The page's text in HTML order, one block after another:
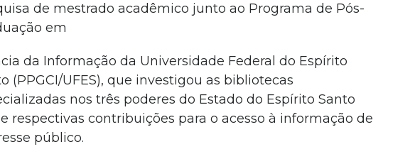
de mestrado acadêmico junto ao Programa de Pós-
em
da Informação da Universidade Federal do Espírito
(PPGCI/UFES), que investigou as bibliotecas
nos três poderes do Estado do Espírito Santo
e respectivas contribuições para o acesso à informação de
público.